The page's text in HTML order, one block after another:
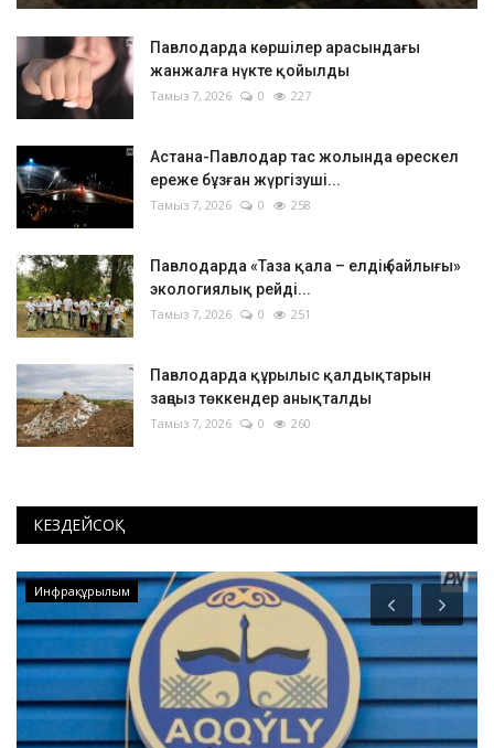
Павлодарда көршілер арасындағы
жанжалға нүкте қойылды
Тамыз 7, 2026 0 227
Астана-Павлодар тас жолында өрескел
ереже бұзған жүргізуші...
Тамыз 7, 2026 0 258
Павлодарда «Таза қала – елдің байлығы»
экологиялық рейді...
Тамыз 7, 2026 0 251
Павлодарда құрылыс қалдықтарын
заңсыз төккендер анықталды
Тамыз 7, 2026 0 260
КЕЗДЕЙСОҚ
Инфрақұрылым